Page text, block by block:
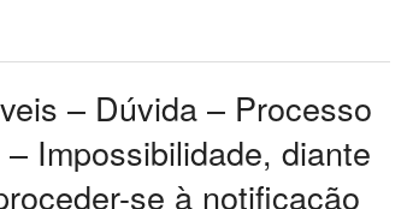
– Dúvida – Processo
Impossibilidade, diante
se à notificação